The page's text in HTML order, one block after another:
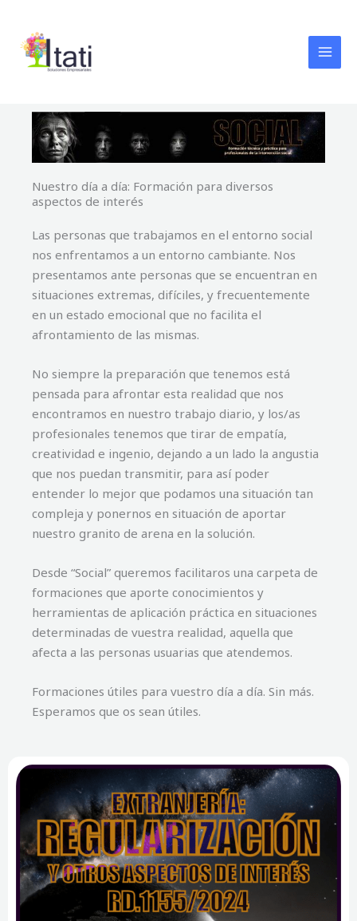
contenido
Nuestro día a día: Formación para diversos
aspectos de interés
Las personas que trabajamos en el entorno social
nos enfrentamos a un entorno cambiante. Nos
presentamos ante personas que se encuentran en
situaciones extremas, difíciles, y frecuentemente
en un estado emocional que no facilita el
afrontamiento de las mismas.
No siempre la preparación que tenemos está
pensada para afrontar esta realidad que nos
encontramos en nuestro trabajo diario, y los/as
profesionales tenemos que tirar de empatía,
creatividad e ingenio, dejando a un lado la angustia
que nos puedan transmitir, para así poder
entender lo mejor que podamos una situación tan
compleja y ponernos en situación de aportar
nuestro granito de arena en la solución.
Desde “Social” queremos facilitaros una carpeta de
formaciones que aporte conocimientos y
herramientas de aplicación práctica en situaciones
determinadas de vuestra realidad, aquella que
afecta a las personas usuarias que atendemos.
Formaciones útiles para vuestro día a día. Sin más.
Esperamos que os sean útiles.